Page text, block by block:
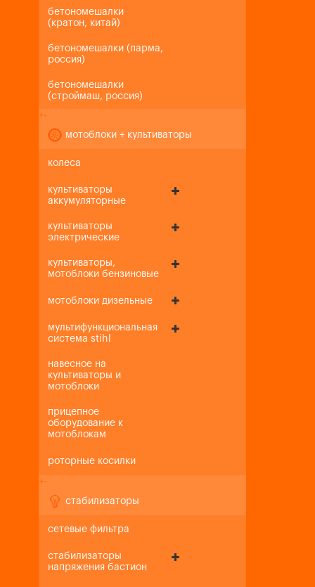
бетономешалки
(кратон, китай)
бетономешалки (парма,
россия)
бетономешалки
(строймаш, россия)
+-
мотоблоки + культиваторы
колеса
культиваторы
аккумуляторные
культиваторы
электрические
культиваторы,
мотоблоки бензиновые
мотоблоки дизельные
мультифункциональная
система stihl
навесное на
культиваторы и
мотоблоки
прицепное
оборудование к
мотоблокам
роторные косилки
+-
стабилизаторы
сетевые фильтра
стабилизаторы
напряжения бастион